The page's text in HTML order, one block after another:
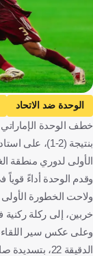
الوحدة ضد الاتحاد
دوري أبطال آسيا
خطف الوحدة
بنتيجة (2-1)،
الأولى لدوري منطقة
وقدم الوحدة أداءً
ولاحت الخطورة
خربين، إلى ركلة ركنية
وعلى عكس سير اللقاء،
الدقيقة 22،